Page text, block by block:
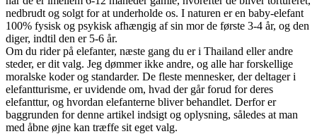
nedbrudt og solgt for at underholde os. I naturen er en baby-elefant
100% fysisk og psykisk afhængig af sin mor de første 3-4 år, og den
diger, indtil den er 5-6 år.
Om du rider på elefanter, næste gang du er i Thailand eller andre
steder, er dit valg. Jeg dømmer ikke andre, og alle har forskellige
moralske koder og standarder. De fleste mennesker, der deltager i
elefantturisme, er uvidende om, hvad der går forud for deres
elefanttur, og hvordan elefanterne bliver behandlet. Derfor er
baggrunden for denne artikel indsigt og oplysning, således at man
med åbne øjne kan træffe sit eget valg.